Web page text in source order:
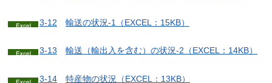
3-12 輸送の状況-1（EXCEL：15KB）
3-13 輸送（輸出入を含む）の状況-2（EXCEL：14KB）
3-14 特産物の状況（EXCEL：13KB）